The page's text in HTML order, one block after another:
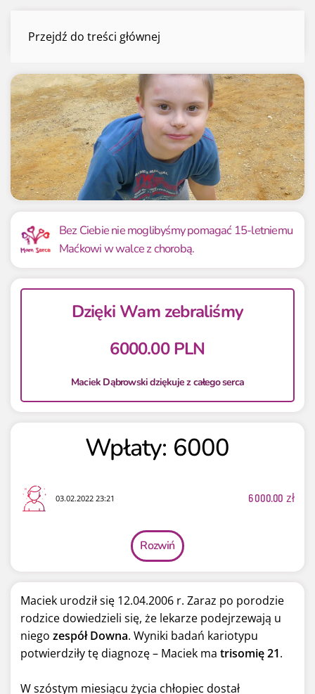
Przejdź do treści głównejMaciek Dąbrowski
Mamy już
6 000.00 zł
Potrzebujemy
6 000 zł
100.00% 100.00%
Bez Ciebie nie moglibyśmy pomagać 15-letniemu
Maćkowi w walce z chorobą.
Dzięki Wam zebraliśmy
6000.00 PLN
Maciek Dąbrowski dziękuje z całego serca
Wpłaty: 6000
03.02.2022 23:21 6 000.00 zł
Rozwiń
Maciek urodził się 12.04.2006 r. Zaraz po porodzie
rodzice dowiedzieli się, że lekarze podejrzewają u
niego zespół Downa. Wyniki badań kariotypu
potwierdziły tę diagnozę – Maciek ma trisomię 21.
W szóstym miesiącu życia chłopiec dostał